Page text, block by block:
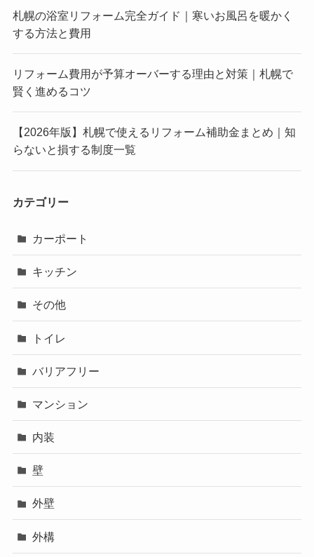
札幌の浴室リフォーム完全ガイド｜寒いお風呂を暖かく
する方法と費用
リフォーム費用が予算オーバーする理由と対策｜札幌で
賢く進めるコツ
【2026年版】札幌で使えるリフォーム補助金まとめ｜知
らないと損する制度一覧
カテゴリー
カーポート
キッチン
その他
トイレ
バリアフリー
マンション
内装
壁
外壁
外構